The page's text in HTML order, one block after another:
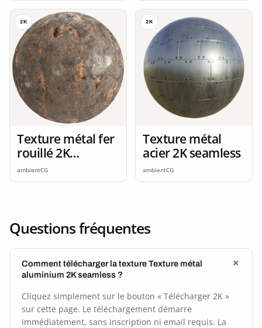
2K
Texture métal fer
rouillé 2K
seamless
ambientCG
2K
Texture métal
acier 2K seamless
ambientCG
Questions fréquentes
Comment télécharger la texture Texture métal
aluminium 2K seamless ?
Cliquez simplement sur le bouton « Télécharger 2K »
sur cette page. Le téléchargement démarre
immédiatement, sans inscription ni email requis. La